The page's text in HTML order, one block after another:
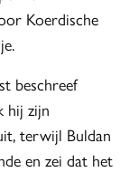
Koerdische
beschreef
hij zijn
terwijl Buldan
en zei dat het